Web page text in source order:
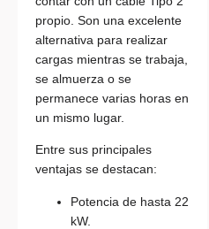
propio. Son una excelente
alternativa para realizar
cargas mientras se trabaja,
se almuerza o se
permanece varias horas en
un mismo lugar.
Entre sus principales
ventajas se destacan:
Potencia de hasta 22
kW.